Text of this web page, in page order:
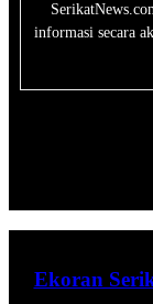
informasi secara
Ekoran